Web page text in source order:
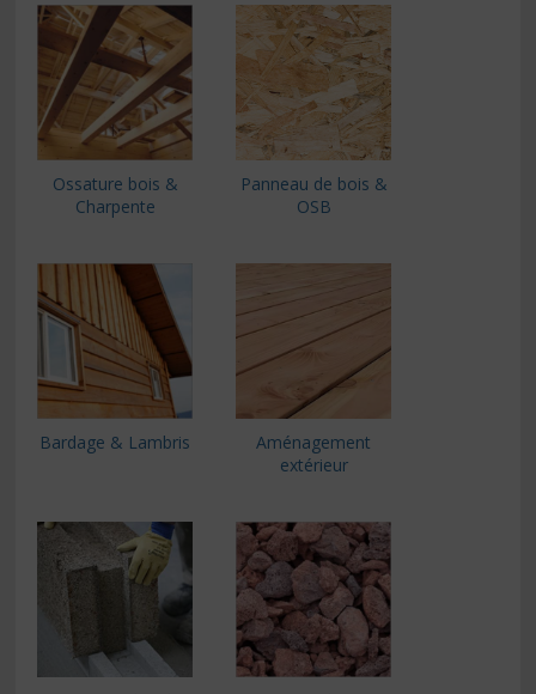
Ossature bois &
Charpente
Panneau de bois &
OSB
Bardage & Lambris
Aménagement
extérieur